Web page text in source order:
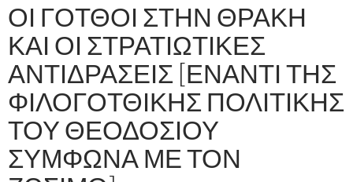
ΟΙ ΓΟΤΘΟΙ ΣΤΗΝ ΘΡΑΚΗ
ΚΑΙ ΟΙ ΣΤΡΑΤΙΩΤΙΚΕΣ
ΑΝΤΙΔΡΑΣΕΙΣ [ΕΝΑΝΤΙ ΤΗΣ
ΦΙΛΟΓΟΤΘΙΚΗΣ ΠΟΛΙΤΙΚΗΣ
ΤΟΥ ΘΕΟΔΟΣΙΟΥ
ΣΥΜΦΩΝΑ ΜΕ ΤΟΝ